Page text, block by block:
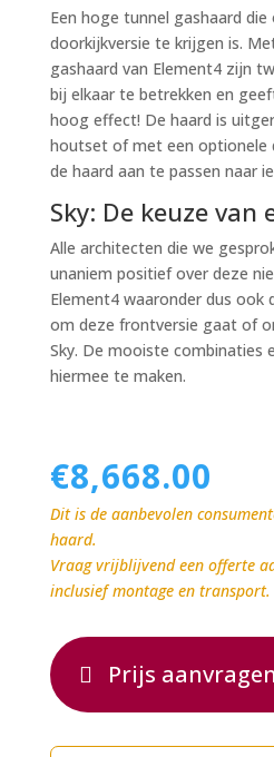
Een hoge tunnel gashaard
doorkijkversie te krijgen is.
gashaard van Element4 zijn
bij elkaar te betrekken en
hoog effect! De haard is
houtset of met een optionele
de haard aan te passen naar
Sky: De keuze van
Alle architecten die we
unaniem positief over deze
Element4 waaronder dus ook
om deze frontversie gaat of
Sky. De mooiste combinaties
hiermee te maken.
€8,668.00
Dit is de aanbevolen
haard.
Vraag vrijblijvend een offerte
inclusief montage en transport.
Prijs aanvragen